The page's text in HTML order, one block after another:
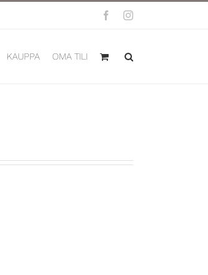
FacebookInstagram
KAUPPA OMA TILI